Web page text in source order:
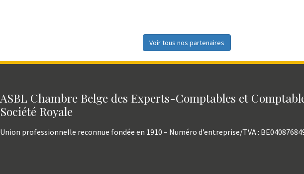
Voir tous nos partenaires
ASBL Chambre Belge des Experts-Comptables et
Société Royale
Union professionnelle reconnue fondée en 1910 – Numéro d’entreprise/TVA :